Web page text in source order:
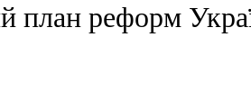
план реформ